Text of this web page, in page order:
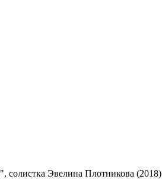
солистка Эвелина Плотникова (2018)